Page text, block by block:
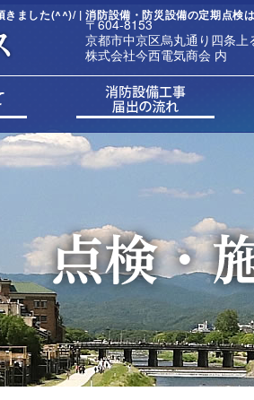
ました(^^)/ | 消防設備・防災設備の定期点検
〒604-8153
京都市中京区烏丸通り四条上
株式会社今西電気商会 内